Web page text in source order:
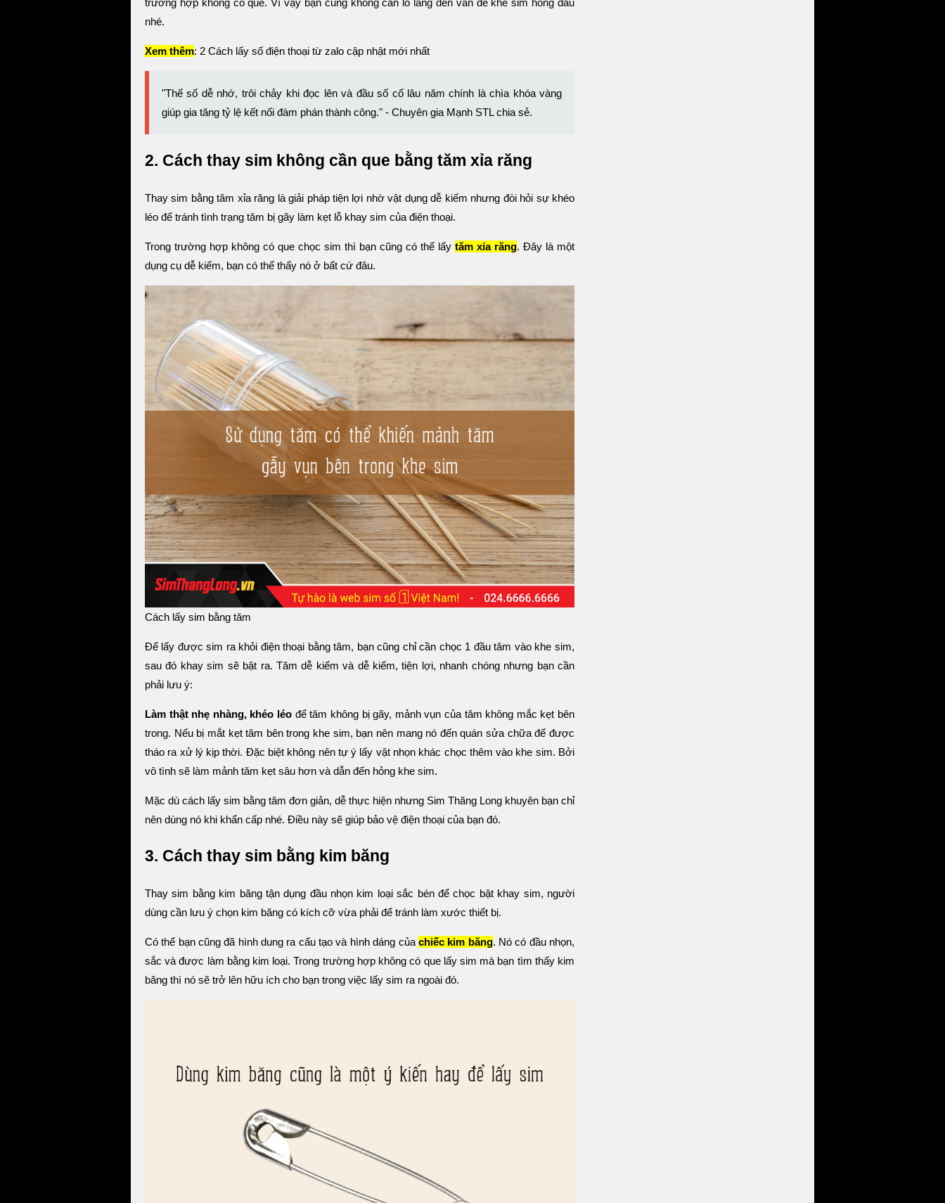
nhé.
Xem thêm: 2 Cách lấy số điện thoại từ zalo cập nhật mới nhất
"Thế số dễ nhớ, trôi chảy khi đọc lên và đầu số cổ lâu năm chính là chìa khóa vàng
giúp gia tăng tỷ lệ kết nối đàm phán thành công." - Chuyên gia Mạnh STL chia sẻ.
2. Cách thay sim không cần que bằng tăm xỉa răng
Thay sim bằng tăm xỉa răng là giải pháp tiện lợi nhờ vật dụng dễ kiếm nhưng đòi hỏi sự khéo
léo để tránh tình trạng tăm bị gãy làm kẹt lỗ khay sim của điện thoại.
Trong trường hợp không có que chọc sim thì bạn cũng có thể lấy tăm xỉa răng. Đây là một
dụng cụ dễ kiếm, bạn có thể thấy nó ở bất cứ đâu.
Cách lấy sim bằng tăm
Để lấy được sim ra khỏi điện thoại bằng tăm, bạn cũng chỉ cần chọc 1 đầu tăm vào khe sim,
sau đó khay sim sẽ bật ra. Tăm dễ kiếm và dễ kiếm, tiện lợi, nhanh chóng nhưng bạn cần
phải lưu ý:
Làm thật nhẹ nhàng, khéo léo để tăm không bị gãy, mảnh vụn của tăm không mắc kẹt bên
trong. Nếu bị mắt kẹt tăm bên trong khe sim, bạn nên mang nó đến quán sửa chữa để được
tháo ra xử lý kịp thời. Đặc biệt không nên tự ý lấy vật nhọn khác chọc thêm vào khe sim. Bởi
vô tình sẽ làm mảnh tăm kẹt sâu hơn và dẫn đến hỏng khe sim.
Mặc dù cách lấy sim bằng tăm đơn giản, dễ thực hiện nhưng Sim Thăng Long khuyên bạn chỉ
nên dùng nó khi khẩn cấp nhé. Điều này sẽ giúp bảo vệ điện thoại của bạn đó.
3. Cách thay sim bằng kim băng
Thay sim bằng kim băng tận dụng đầu nhọn kim loại sắc bén để chọc bật khay sim, người
dùng cần lưu ý chọn kim băng có kích cỡ vừa phải để tránh làm xước thiết bị.
Có thể bạn cũng đã hình dung ra cấu tạo và hình dáng của chiếc kim băng. Nó có đầu nhọn,
sắc và được làm bằng kim loại. Trong trường hợp không có que lấy sim mà bạn tìm thấy kim
băng thì nó sẽ trở lên hữu ích cho bạn trong việc lấy sim ra ngoài đó.